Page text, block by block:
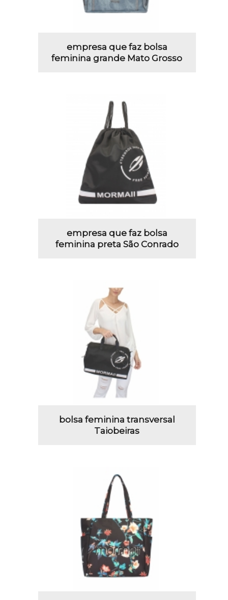
empresa que faz bolsa
feminina grande Mato Grosso
empresa que faz bolsa
feminina preta São Conrado
bolsa feminina transversal
Taiobeiras